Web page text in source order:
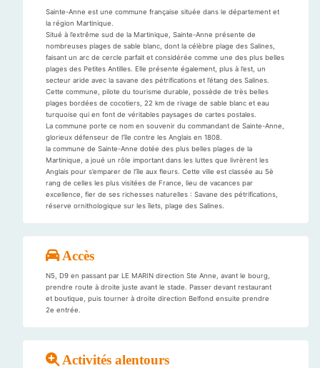
Sainte-Anne est une commune française située dans le département et
la région Martinique.
Situé à l’extrême sud de la Martinique, Sainte-Anne présente de
nombreuses plages de sable blanc, dont la célèbre plage des Salines,
faisant un arc de cercle parfait et considérée comme une des plus belles
plages des Petites Antilles. Elle présente également, plus à l’est, un
secteur aride avec la savane des pétrifications et l’étang des Salines.
Cette commune, pilote du tourisme durable, possède de très belles
plages bordées de cocotiers, 22 km de rivage de sable blanc et eau
turquoise qui en font de véritables paysages de cartes postales.
La commune porte ce nom en souvenir du commandant de Sainte-Anne,
glorieux défenseur de l’île contre les Anglais en 1808.
la commune de Sainte-Anne dotée des plus belles plages de la
Martinique, a joué un rôle important dans les luttes que livrèrent les
Anglais pour s’emparer de l’île aux fleurs. Cette ville est classée au 5è
rang de celles les plus visitées de France, lieu de vacances par
excellence, fier de ses richesses naturelles : Savane des pétrifications,
réserve ornithologique sur les îlets, plage des Salines.
Accès
N5, D9 en passant par LE MARIN direction Ste Anne, avant le bourg,
prendre route à droite juste avant le stade. Passer devant restaurant
et boutique, puis tourner à droite direction Belfond ensuite prendre
2e entrée.
Activités alentours